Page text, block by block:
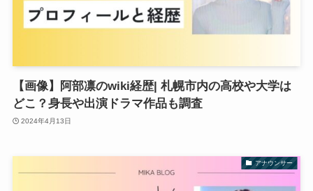
【画像】阿部凛のwiki経歴| 札幌市内の高校や大学は
どこ？身長や出演ドラマ作品も調査
2024年4月13日
アナウンサー